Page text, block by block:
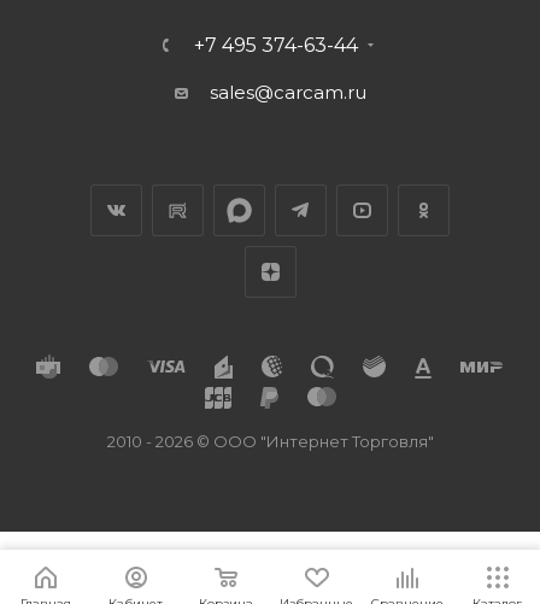
+7 495 374-63-44
sales@carcam.ru
2010 - 2026 © ООО "Интернет Торговля"